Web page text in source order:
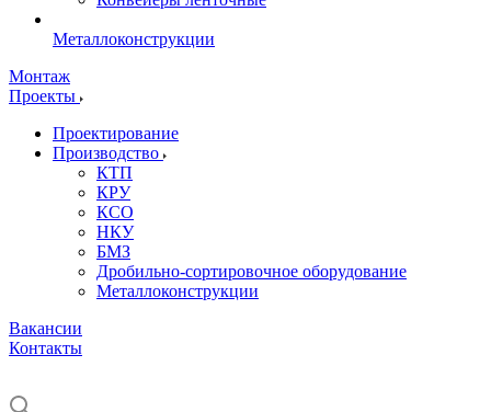
Металлоконструкции
Монтаж
Проекты
Проектирование
Производство
КТП
КРУ
КСО
НКУ
БМЗ
Дробильно-сортировочное оборудование
Металлоконструкции
Вакансии
Контакты